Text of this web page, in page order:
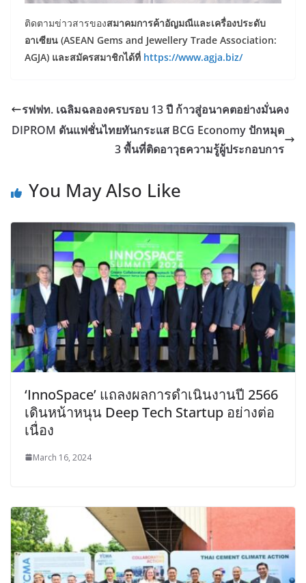
ติดตามข่าวสารของสมาคมการค้าอัญมณีและเครื่องประดับ
อาเซียน (ASEAN Gems and Jewellery Trade Association:
AGJA) และสมัครสมาชิกได้ที่ https://www.agja.biz/
รฟฟท. เฉลิมฉลองครบรอบ 13 ปี ก้าวสู่อนาคตอย่างมั่นคง
DIPROM ดันแฟชั่นไทยทันกระแส BCG Economy ปักหมุด
3 พื้นที่ติดอาวุธความรู้ผู้ประกอบการ
You May Also Like
‘InnoSpace’ แถลงผลการดำเนินงานปี 2566
เดินหน้าหนุน Deep Tech Startup อย่างต่อ
เนื่อง
March 16, 2024